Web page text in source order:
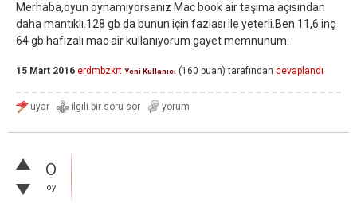
Merhaba,oyun oynamıyorsanız Mac book air taşıma açısından
daha mantıklı.128 gb da bunun için fazlası ile yeterli.Ben 11,6 inç
64 gb hafızalı mac air kullanıyorum gayet memnunum.
15 Mart 2016 erdmbzkrt Yeni Kullanıcı (160 puan) tarafından cevaplandı
0
oy